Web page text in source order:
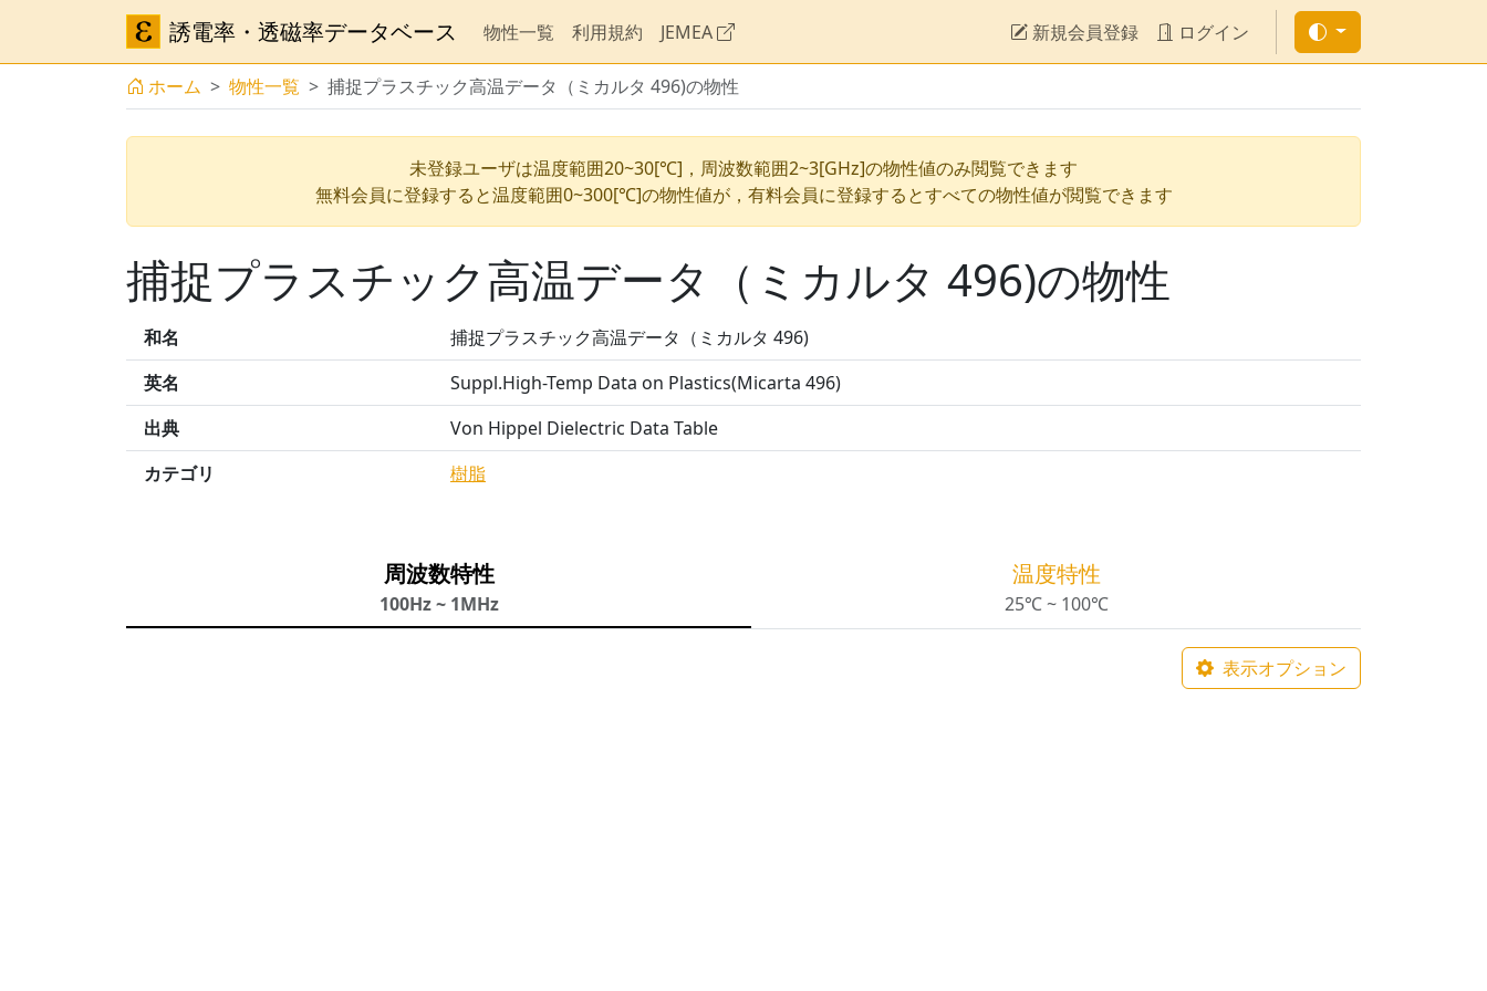
誘電率・透磁率データベース 物性一覧 利用規約 JEMEA 新規会員登録 ログイン
ホーム 物性一覧 捕捉プラスチック高温データ（ミカルタ 496)の物性
未登録ユーザは温度範囲20~30[℃]，周波数範囲2~3[GHz]の物性値のみ閲覧できます
無料会員に登録すると温度範囲0~300[℃]の物性値が，有料会員に登録するとすべての物性値が閲覧できます
捕捉プラスチック高温データ（ミカルタ 496)の物性
和名
捕捉プラスチック高温データ（ミカルタ 496)
英名
Suppl.High-Temp Data on Plastics(Micarta 496)
出典
Von Hippel Dielectric Data Table
カテゴリ
樹脂
周波数特性
100Hz ~ 1MHz
温度特性
25℃ ~ 100℃
表示オプション